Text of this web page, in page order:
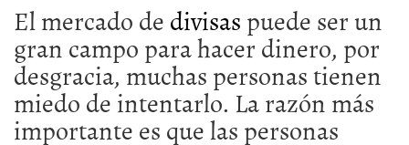
El mercado dedivisaspuede ser un
gran campo para hacer dinero, por
desgracia, muchas personas tienen
miedo de intentarlo. La razón más
importante es que las personas